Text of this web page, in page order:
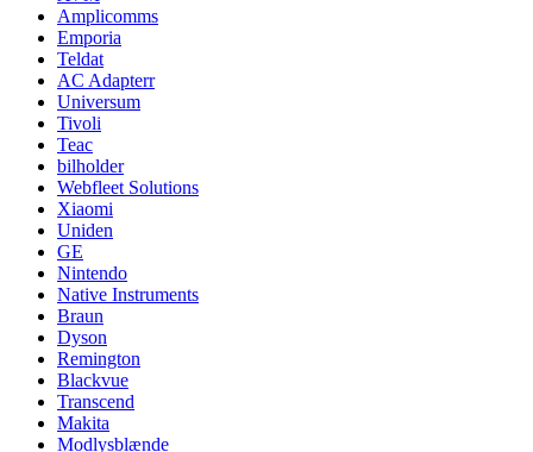
Amplicomms
Emporia
Teldat
AC Adapterr
Universum
Tivoli
Teac
bilholder
Webfleet Solutions
Xiaomi
Uniden
GE
Nintendo
Native Instruments
Braun
Dyson
Remington
Blackvue
Transcend
Makita
Modlysblænde